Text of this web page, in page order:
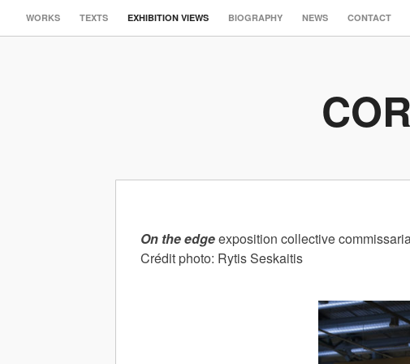
WORKS TEXTS EXHIBITION VIEWS BIOGRAPHY NEWS CONTACT
On the edgeexposition collective
Crédit photo: Rytis Seskaitis